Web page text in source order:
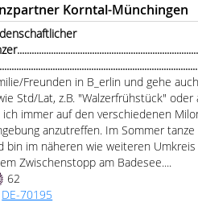
Korntal-Münchingen
Freunden in B_erlin und gehe
Std/Lat, z.B. "Walzerfrühstück"
ich immer auf den verschiedenen
anzutreffen. Im Sommer
bin im näheren wie weiteren
Zwischenstopp am Badesee....
62
DE-70195